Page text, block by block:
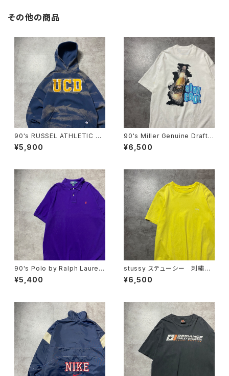
その他の商品
90's RUSSEL ATHLETIC ラ
ッセルアスレチック UCD ワッ
ペンカレッジロゴ ブリーチ加
¥5,900
90's Miller Genuine Draft
フルーツオブザルームボディ
バックプリント シングルステッ
¥6,500
90's Polo by Ralph Lauren
ポロバイラルフローレン 刺繍
ワンポイント ポニー パープ
¥5,400
stussy ステューシー 刺繍ワ
ンポイント ストックロゴ イエ
ロー Tシャツ
¥6,500